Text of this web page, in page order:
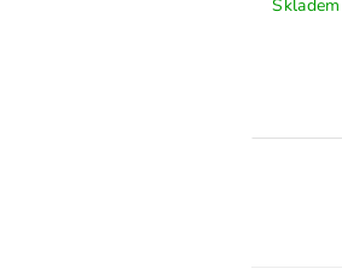
Skladem